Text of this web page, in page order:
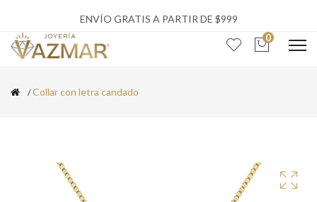
ENVÍO GRATIS A PARTIR DE $999
0
Collar con letra candado